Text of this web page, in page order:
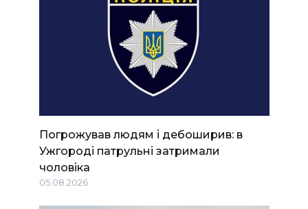
Погрожував людям і дебоширив: в
Ужгороді патрульні затримали
чоловіка
05.08.2026